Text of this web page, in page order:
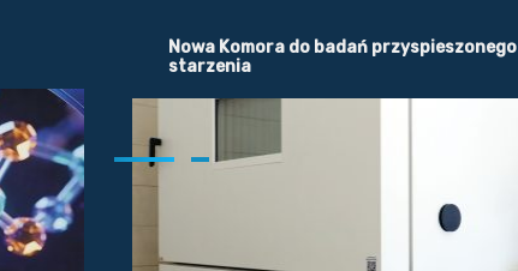
Nowa Komora do badań przyspieszonego
starzenia